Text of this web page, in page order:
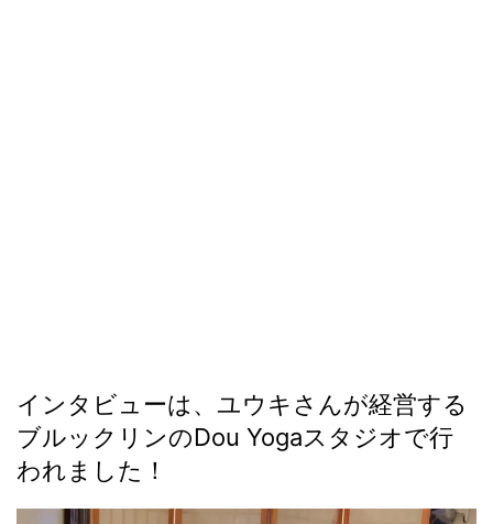
インタビューは、ユウキさんが経営する
ブルックリンのDou Yogaスタジオで行
われました！